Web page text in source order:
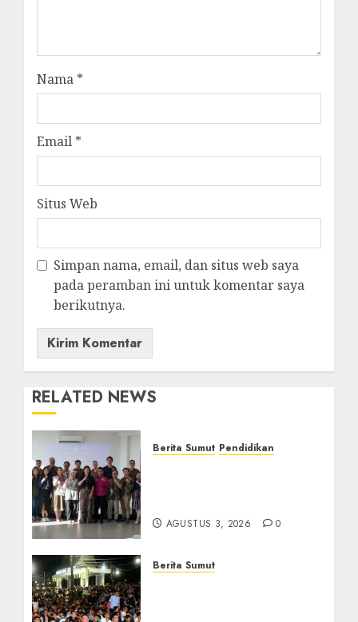
Nama *
Email *
Situs Web
Simpan nama, email, dan situs web saya
pada peramban ini untuk komentar saya
berikutnya.
RELATED NEWS
Berita Sumut Pendidikan
AGUSTUS 3, 2026 0
Berita Sumut